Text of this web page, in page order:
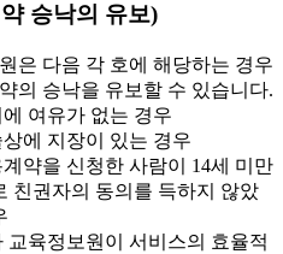
승낙의 유보)
은 다음 각 호에 해당하는 경우
의 승낙을 유보할 수 있습니다.
에 여유가 없는 경우
상에 지장이 있는 경우
계약을 신청한 사람이 14세 미만
친권자의 동의를 득하지 않았
교육정보원이 서비스의 효율적